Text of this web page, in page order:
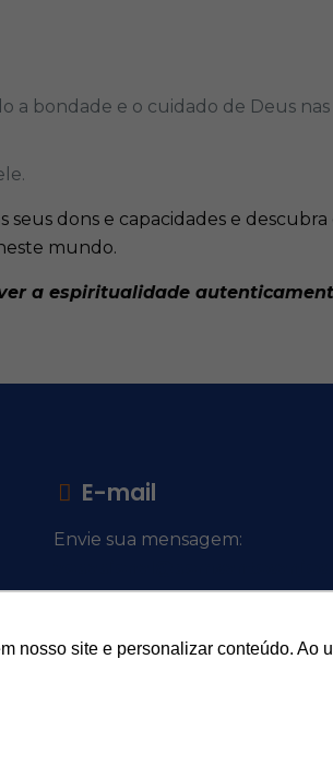
nosso site e personalizar conteúdo. Ao
bondade e o cuidado de Deus nas
seus dons e capacidades e
mundo.
a espiritualidade
E-mail
Envie sua mensagem: